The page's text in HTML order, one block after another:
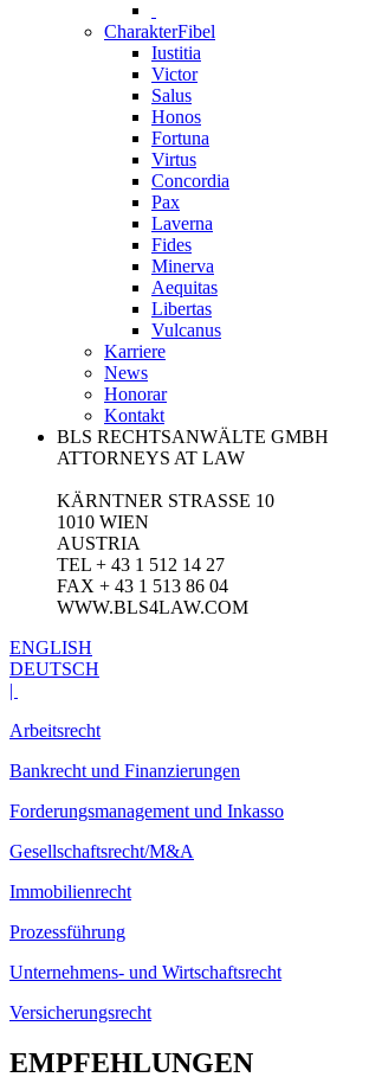
CharakterFibel
Iustitia
Victor
Salus
Honos
Fortuna
Virtus
Concordia
Pax
Laverna
Fides
Minerva
Aequitas
Libertas
Vulcanus
Karriere
News
Honorar
Kontakt
BLS RECHTSANWÄLTE GMBH
ATTORNEYS AT LAW
KÄRNTNER STRASSE 10
1010 WIEN
AUSTRIA
TEL + 43 1 512 14 27
FAX + 43 1 513 86 04
WWW.BLS4LAW.COM
ENGLISH
DEUTSCH
|
Arbeitsrecht
Bankrecht und Finanzierungen
Forderungsmanagement und Inkasso
Gesellschaftsrecht/M&A
Immobilienrecht
Prozessführung
Unternehmens- und Wirtschaftsrecht
Versicherungsrecht
EMPFEHLUNGEN